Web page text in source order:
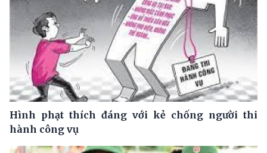
Hình phạt thích đáng với kẻ chống người thi
hành công vụ